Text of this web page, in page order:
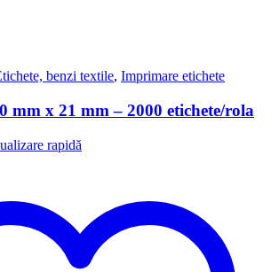
benzi textile, Imprimare etichete
mm x 21 mm – 2000 etichete/rola
rapidă